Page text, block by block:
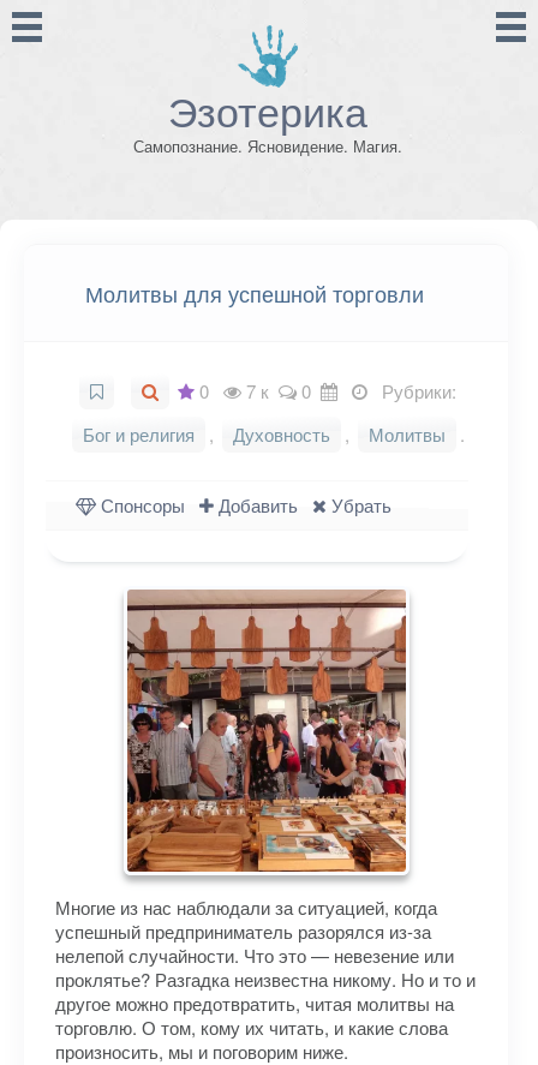
Эзотерика
Самопознание. Ясновидение. Магия.
Молитвы для успешной торговли
0 7 к 0
Рубрики:
Бог и религия
, Духовность , Молитвы .
Спонсоры Добавить Убрать
Многие из нас наблюдали за ситуацией, когда
успешный предприниматель разорялся из-за
нелепой случайности. Что это — невезение или
проклятье? Разгадка неизвестна никому. Но и то и
другое можно предотвратить, читая молитвы на
торговлю. О том, кому их читать, и какие слова
произносить, мы и поговорим ниже.